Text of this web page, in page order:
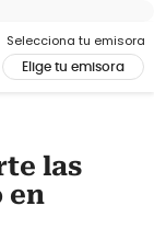
Selecciona tu emisora
Elige tu emisora
las
en